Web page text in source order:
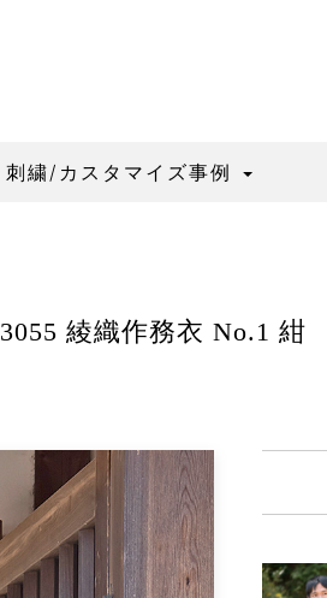
刺繍/カスタマイズ事例
3055 綾織作務衣 No.1 紺